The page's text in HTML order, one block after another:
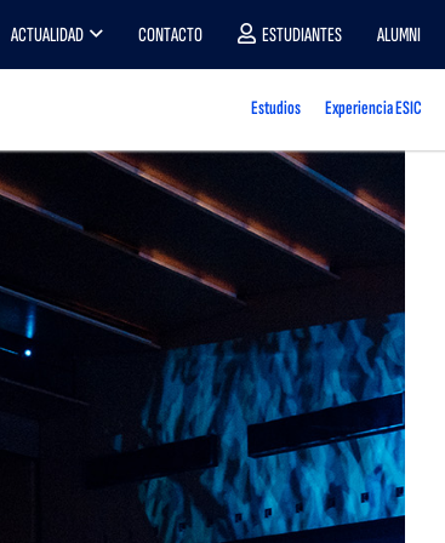
ACTUALIDAD CONTACTO ESTUDIANTES ALUMNI
Estudios Experiencia ESIC